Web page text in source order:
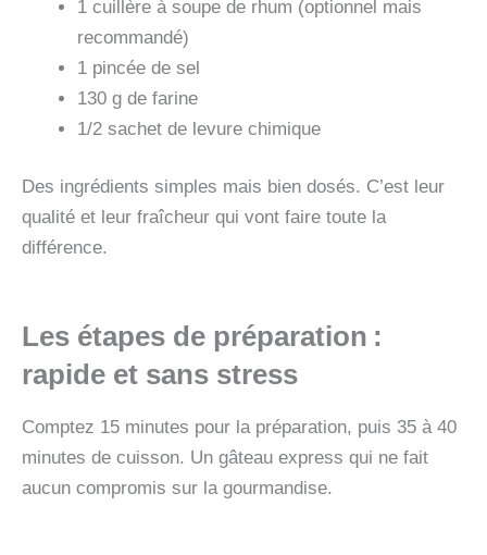
1 cuillère à soupe de rhum (optionnel mais
recommandé)
1 pincée de sel
130 g de farine
1/2 sachet de levure chimique
Des ingrédients simples mais bien dosés. C’est leur
qualité et leur fraîcheur qui vont faire toute la
différence.
Les étapes de préparation :
rapide et sans stress
Comptez 15 minutes pour la préparation, puis 35 à 40
minutes de cuisson. Un gâteau express qui ne fait
aucun compromis sur la gourmandise.